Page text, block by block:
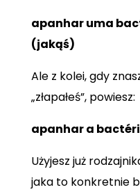
apanhar uma
(jakąś)
Ale z kolei, gdy
„złapałeś”, powiesz:
apanhar a
Użyjesz już
jaka to konkretnie